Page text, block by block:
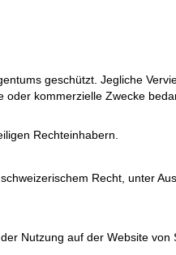
geschützt. Jegliche
kommerzielle Zwecke
Rechteinhabern.
Recht, unter
Nutzung auf der Website von